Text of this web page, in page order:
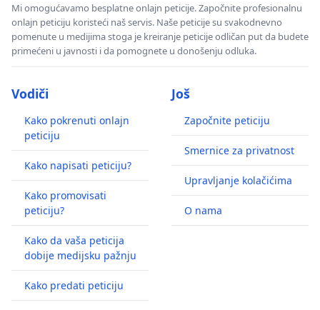
Mi omogućavamo besplatne onlajn peticije. Započnite profesionalnu
onlajn peticiju koristeći naš servis. Naše peticije su svakodnevno
pomenute u medijima stoga je kreiranje peticije odličan put da budete
primećeni u javnosti i da pomognete u donošenju odluka.
Vodiči
Kako pokrenuti onlajn
peticiju
Kako napisati peticiju?
Kako promovisati
peticiju?
Kako da vaša peticija
dobije medijsku pažnju
Kako predati peticiju
Još
Započnite peticiju
Smernice za privatnost
Upravljanje kolačićima
O nama